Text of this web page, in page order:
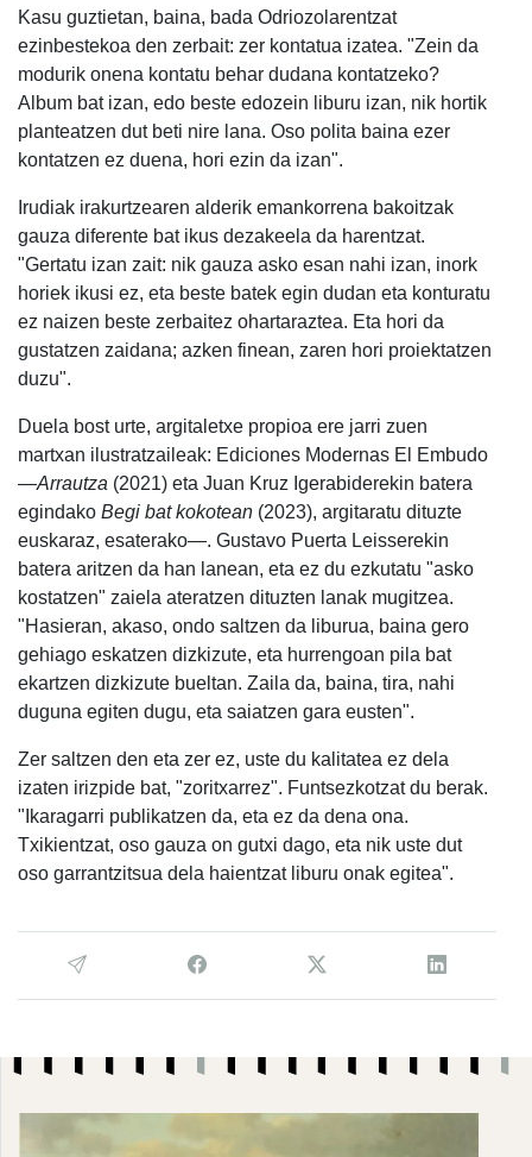
Kasu guztietan, baina, bada Odriozolarentzat
ezinbestekoa den zerbait: zer kontatua izatea. "Zein da
modurik onena kontatu behar dudana kontatzeko?
Album bat izan, edo beste edozein liburu izan, nik hortik
planteatzen dut beti nire lana. Oso polita baina ezer
kontatzen ez duena, hori ezin da izan".
Irudiak irakurtzearen alderik emankorrena bakoitzak
gauza diferente bat ikus dezakeela da harentzat.
"Gertatu izan zait: nik gauza asko esan nahi izan, inork
horiek ikusi ez, eta beste batek egin dudan eta konturatu
ez naizen beste zerbaitez ohartaraztea. Eta hori da
gustatzen zaidana; azken finean, zaren hori proiektatzen
duzu".
Duela bost urte, argitaletxe propioa ere jarri zuen
martxan ilustratzaileak: Ediciones Modernas El Embudo
—Arrautza (2021) eta Juan Kruz Igerabiderekin batera
egindako Begi bat kokotean (2023), argitaratu dituzte
euskaraz, esaterako—. Gustavo Puerta Leisserekin
batera aritzen da han lanean, eta ez du ezkutatu "asko
kostatzen" zaiela ateratzen dituzten lanak mugitzea.
"Hasieran, akaso, ondo saltzen da liburua, baina gero
gehiago eskatzen dizkizute, eta hurrengoan pila bat
ekartzen dizkizute bueltan. Zaila da, baina, tira, nahi
duguna egiten dugu, eta saiatzen gara eusten".
Zer saltzen den eta zer ez, uste du kalitatea ez dela
izaten irizpide bat, "zoritxarrez". Funtsezkotzat du berak.
"Ikaragarri publikatzen da, eta ez da dena ona.
Txikientzat, oso gauza on gutxi dago, eta nik uste dut
oso garrantzitsua dela haientzat liburu onak egitea".